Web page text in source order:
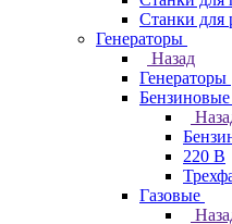
Станки для
Генераторы
Назад
Генераторы
Бензиновые
220 В
Газовые